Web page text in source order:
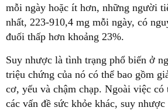
mỗi ngày hoặc ít hơn, những người
nhất, 223-910,4 mg mỗi ngày, có
đuối thấp hơn khoảng 23%.
Suy nhược là tình trạng phổ biến ở
triệu chứng của nó có thể bao gồm
cơ, yếu và chậm chạp. Ngoài việc có
các vấn đề sức khỏe khác, suy